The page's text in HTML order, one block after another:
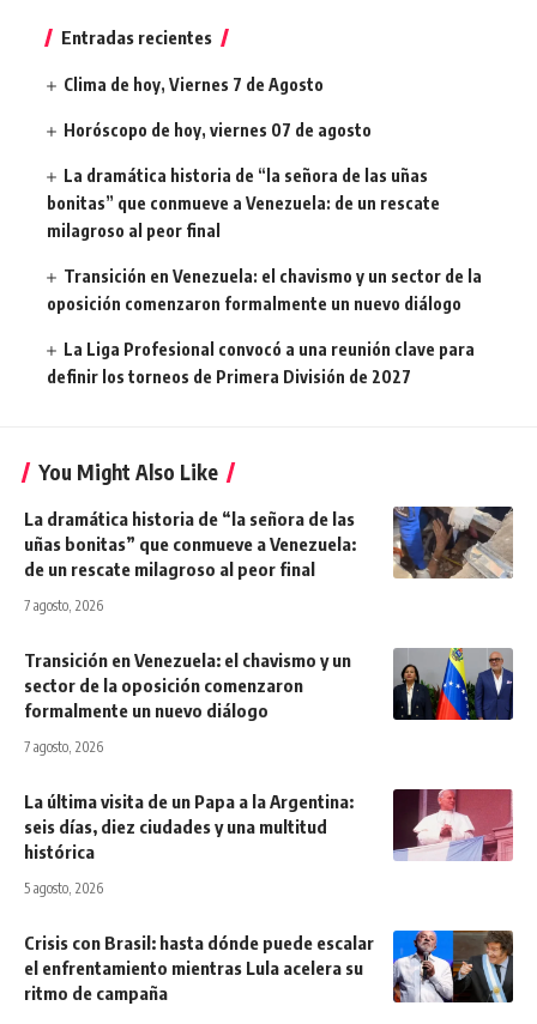
Entradas recientes
Clima de hoy, Viernes 7 de Agosto
Horóscopo de hoy, viernes 07 de agosto
La dramática historia de “la señora de las uñas
bonitas” que conmueve a Venezuela: de un rescate
milagroso al peor final
Transición en Venezuela: el chavismo y un sector de la
oposición comenzaron formalmente un nuevo diálogo
La Liga Profesional convocó a una reunión clave para
definir los torneos de Primera División de 2027
You Might Also Like
La dramática historia de “la señora de las
uñas bonitas” que conmueve a Venezuela:
de un rescate milagroso al peor final
7 agosto, 2026
Transición en Venezuela: el chavismo y un
sector de la oposición comenzaron
formalmente un nuevo diálogo
7 agosto, 2026
La última visita de un Papa a la Argentina:
seis días, diez ciudades y una multitud
histórica
5 agosto, 2026
Crisis con Brasil: hasta dónde puede escalar
el enfrentamiento mientras Lula acelera su
ritmo de campaña